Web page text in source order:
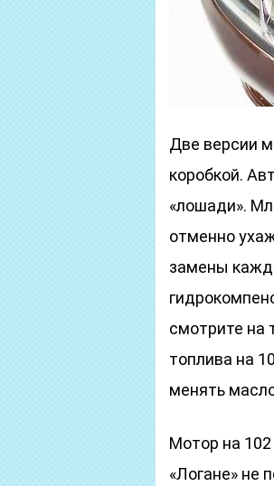
Две версии
коробкой.
«лошади».
отменно
замены
смотрите на
топлива на
менять
Мотор на
«Логане» не